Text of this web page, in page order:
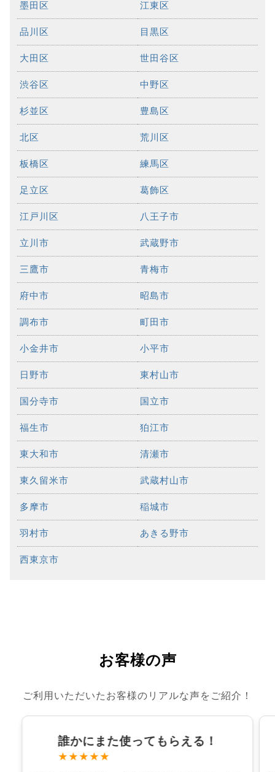
墨田区 江東区
品川区 目黒区
大田区 世田谷区
渋谷区 中野区
杉並区 豊島区
北区 荒川区
板橋区 練馬区
足立区 葛飾区
江戸川区 八王子市
立川市 武蔵野市
三鷹市 青梅市
府中市 昭島市
調布市 町田市
小金井市 小平市
日野市 東村山市
国分寺市 国立市
福生市 狛江市
東大和市 清瀬市
東久留米市 武蔵村山市
多摩市 稲城市
羽村市 あきる野市
西東京市
お客様の声
ご利用いただいたお客様のリアルな声をご紹介！
誰かにまた使ってもらえる！
★★★★★